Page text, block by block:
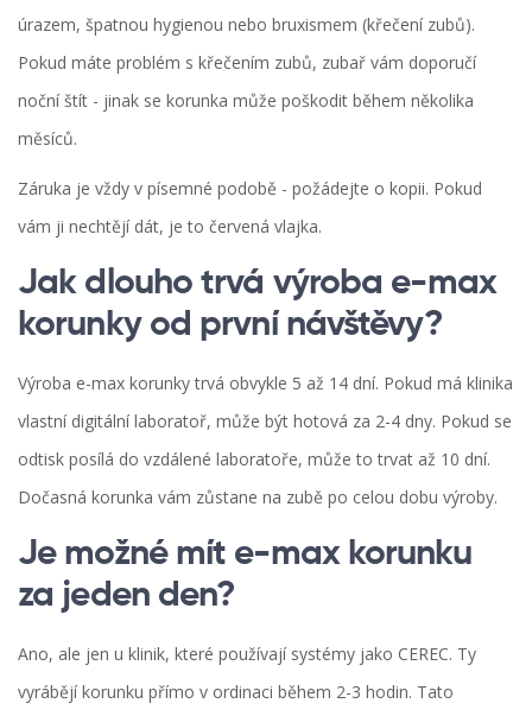
úrazem, špatnou hygienou nebo bruxismem (křečení zubů).
Pokud máte problém s křečením zubů, zubař vám doporučí
noční štít - jinak se korunka může poškodit během několika
měsíců.
Záruka je vždy v písemné podobě - požádejte o kopii. Pokud
vám ji nechtějí dát, je to červená vlajka.
Jak dlouho trvá výroba e-max
korunky od první návštěvy?
Výroba e-max korunky trvá obvykle 5 až 14 dní. Pokud má klinika
vlastní digitální laboratoř, může být hotová za 2-4 dny. Pokud se
odtisk posílá do vzdálené laboratoře, může to trvat až 10 dní.
Dočasná korunka vám zůstane na zubě po celou dobu výroby.
Je možné mít e-max korunku
za jeden den?
Ano, ale jen u klinik, které používají systémy jako CEREC. Ty
vyrábějí korunku přímo v ordinaci během 2-3 hodin. Tato